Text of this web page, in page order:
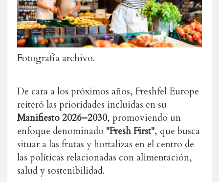
Fotografía archivo.
De cara a los próximos años, Freshfel Europe
reiteró las prioridades incluidas en su
Manifiesto 2026–2030, promoviendo un
enfoque denominado "Fresh First", que busca
situar a las frutas y hortalizas en el centro de
las políticas relacionadas con alimentación,
salud y sostenibilidad.